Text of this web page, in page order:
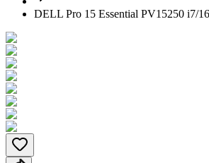
DELL Pro 15 Essential PV15250 i7/